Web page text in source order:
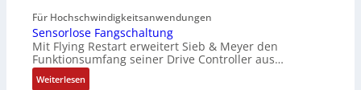
n
g
l
e
i
r
m
t
e
c
h
s
s
a
u
l
Für Hochschwindigkeitsanwendungen
Sensorlose Fangschaltung
Mit Flying Restart erweitert Sieb & Meyer den
Funktionsumfang seiner Drive Controller aus…
Weiterlesen: